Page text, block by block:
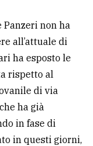
Panzeri non ha
all’attuale di
ha esposto le
rispetto al
di via
ha già
in fase di
in questi giorni,